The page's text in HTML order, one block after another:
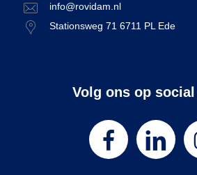
info@rovidam.nl
Stationsweg 71 6711 PL Ede
Volg ons op